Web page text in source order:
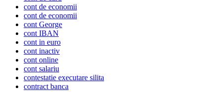
cont de economii
cont de economii
cont George
cont IBAN
cont in euro
cont inactiv
cont online
cont salariu
contestatie executare silita
contract banca